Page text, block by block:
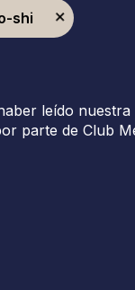
shi
leído
parte de Club